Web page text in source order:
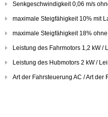
Senkgeschwindigkeit 0,06 m/s
maximale Steigfähigkeit 10% mit
maximale Steigfähigkeit 18%
Leistung des Fahrmotors 1,2 kW /
Leistung des Hubmotors 2 kW /
Art der Fahrsteuerung AC / Art der